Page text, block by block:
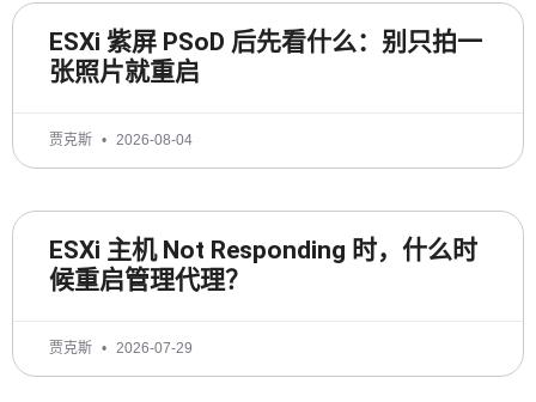
ESXi 紫屏 PSoD 后先看什么：别只拍一
张照片就重启
贾克斯 2026-08-04
ESXi 主机 Not Responding 时，什么时
候重启管理代理？
贾克斯 2026-07-29